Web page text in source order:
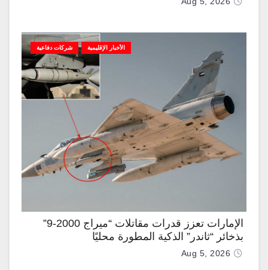
الأخبار الإقليمية شركات دفاعية
الإمارات تعزز قدرات مقاتلات “ميراج 2000-9”
بذخائر “ثاندر” الذكية المطورة محليًا
Aug 5, 2026